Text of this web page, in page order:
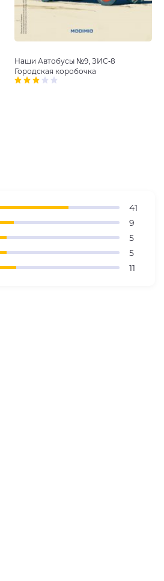
Наши Автобусы №9, ЗИС-8
Городская коробочка
41
9
5
5
11